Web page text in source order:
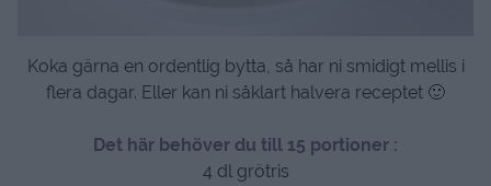
Koka gärna en ordentlig bytta, så har ni smidigt mellis i
flera dagar. Eller kan ni såklart halvera receptet 🙂
Det här behöver du till 15 portioner :
4 dl grötris